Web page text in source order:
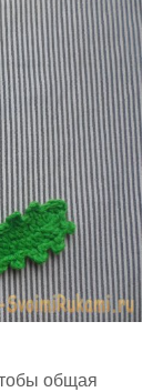
общая